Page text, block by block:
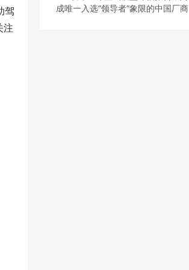
驾
注
成唯一入选“领导者”象限的中国厂商